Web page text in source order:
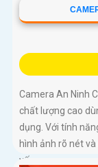
Camera An Ninh
chất lượng cao
dụng. Với tính
hình ảnh rõ nét
yếu